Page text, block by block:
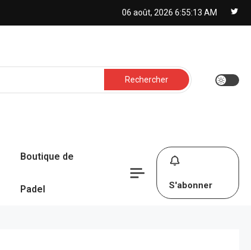
06 août, 2026 6:55:14 AM
Rechercher :
Boutique de
Padel S'abonner